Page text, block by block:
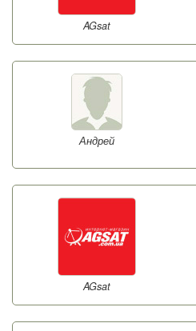
AGsat
Андрей
AGsat